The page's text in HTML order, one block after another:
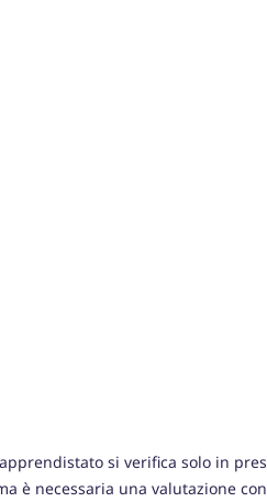
si verifica solo in
è necessaria una valutazione